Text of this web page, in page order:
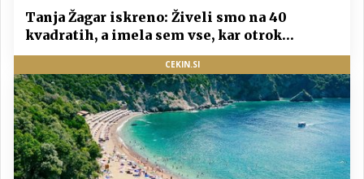
Tanja Žagar iskreno: Živeli smo na 40
kvadratih, a imela sem vse, kar otrok
potrebuje
CEKIN.SI